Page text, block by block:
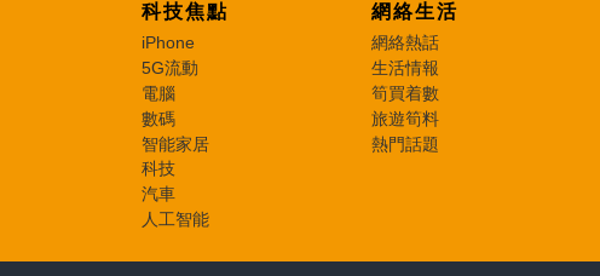
科技焦點
iPhone
5G流動
電腦
數碼
智能家居
科技
汽車
人工智能
網絡生活
網絡熱話
生活情報
筍買着數
旅遊筍料
熱門話題